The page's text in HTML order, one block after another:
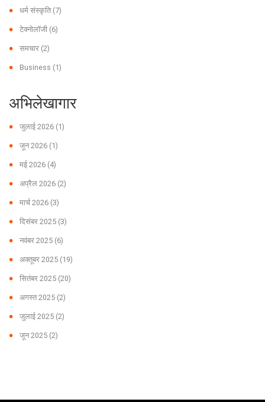
धर्म संस्कृति (7)
टेक्नोलॉजी (6)
समचार (2)
Business (1)
अभिलेखागार
जुलाई 2026 (1)
जून 2026 (1)
मई 2026 (4)
अप्रैल 2026 (2)
मार्च 2026 (3)
दिसंबर 2025 (3)
नवंबर 2025 (6)
अक्तूबर 2025 (19)
सितंबर 2025 (20)
अगस्त 2025 (2)
जुलाई 2025 (2)
जून 2025 (2)